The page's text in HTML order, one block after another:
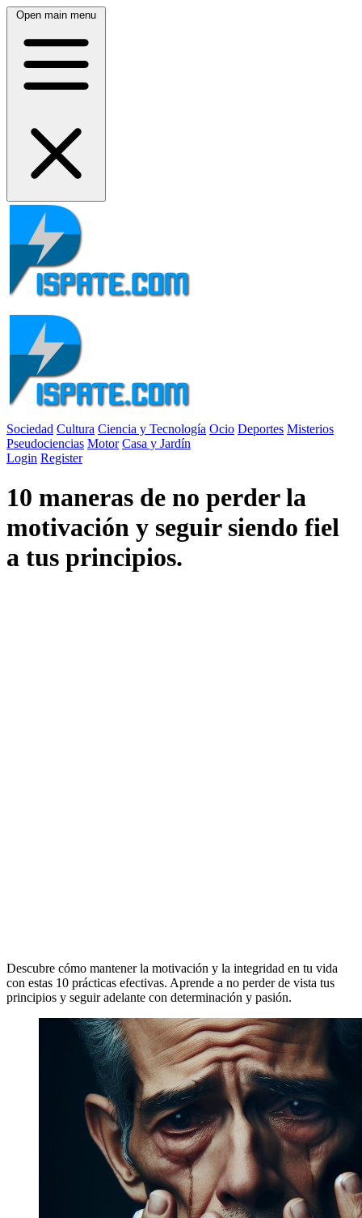
Open main menu
Sociedad Cultura Ciencia y Tecnología Ocio Deportes Misterios
Pseudociencias Motor Casa y Jardín
Login Register
10 maneras de no perder la
motivación y seguir siendo fiel
a tus principios.
Descubre cómo mantener la motivación y la integridad en tu vida
con estas 10 prácticas efectivas. Aprende a no perder de vista tus
principios y seguir adelante con determinación y pasión.